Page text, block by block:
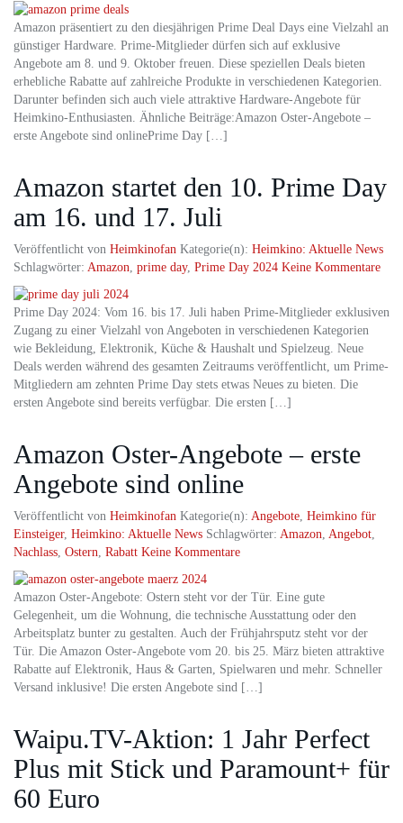
Amazon präsentiert zu den diesjährigen Prime Deal Days eine Vielzahl an
günstiger Hardware. Prime-Mitglieder dürfen sich auf exklusive
Angebote am 8. und 9. Oktober freuen. Diese speziellen Deals bieten
erhebliche Rabatte auf zahlreiche Produkte in verschiedenen Kategorien.
Darunter befinden sich auch viele attraktive Hardware-Angebote für
Heimkino-Enthusiasten. Ähnliche Beiträge:Amazon Oster-Angebote –
erste Angebote sind onlinePrime Day […]
Amazon startet den 10. Prime Day
am 16. und 17. Juli
Veröffentlicht von Heimkinofan Kategorie(n): Heimkino: Aktuelle News
Schlagwörter: Amazon, prime day, Prime Day 2024 Keine Kommentare
Prime Day 2024: Vom 16. bis 17. Juli haben Prime-Mitglieder exklusiven
Zugang zu einer Vielzahl von Angeboten in verschiedenen Kategorien
wie Bekleidung, Elektronik, Küche & Haushalt und Spielzeug. Neue
Deals werden während des gesamten Zeitraums veröffentlicht, um Prime-
Mitgliedern am zehnten Prime Day stets etwas Neues zu bieten. Die
ersten Angebote sind bereits verfügbar. Die ersten […]
Amazon Oster-Angebote – erste
Angebote sind online
Veröffentlicht von Heimkinofan Kategorie(n): Angebote, Heimkino für
Einsteiger, Heimkino: Aktuelle News Schlagwörter: Amazon, Angebot,
Nachlass, Ostern, Rabatt Keine Kommentare
Amazon Oster-Angebote: Ostern steht vor der Tür. Eine gute
Gelegenheit, um die Wohnung, die technische Ausstattung oder den
Arbeitsplatz bunter zu gestalten. Auch der Frühjahrsputz steht vor der
Tür. Die Amazon Oster-Angebote vom 20. bis 25. März bieten attraktive
Rabatte auf Elektronik, Haus & Garten, Spielwaren und mehr. Schneller
Versand inklusive! Die ersten Angebote sind […]
Waipu.TV-Aktion: 1 Jahr Perfect
Plus mit Stick und Paramount+ für
60 Euro